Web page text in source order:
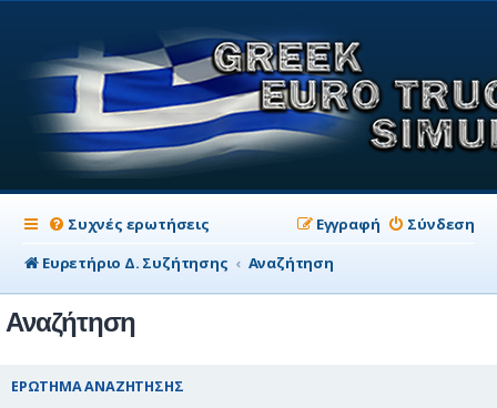
Συχνές ερωτήσεις Σύνδεση
Εγγραφή
Ευρετήριο Δ. Συζήτησης
Αναζήτηση
Αναζήτηση
ΕΡΏΤΗΜΑ ΑΝΑΖΉΤΗΣΗΣ